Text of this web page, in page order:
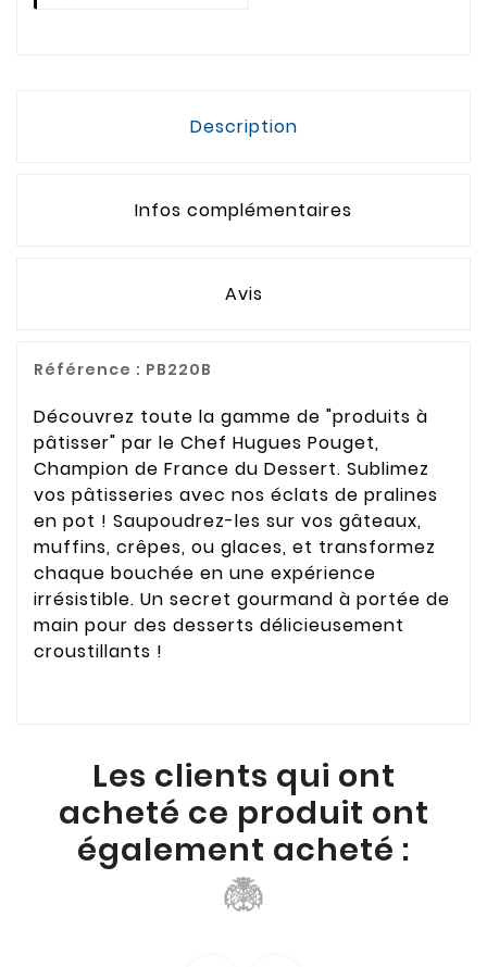
Description
Infos complémentaires
Avis
Référence : PB220B
Découvrez toute la gamme de "produits à
pâtisser" par le Chef Hugues Pouget,
Champion de France du Dessert. Sublimez
vos pâtisseries avec nos éclats de pralines
en pot ! Saupoudrez-les sur vos gâteaux,
muffins, crêpes, ou glaces, et transformez
chaque bouchée en une expérience
irrésistible. Un secret gourmand à portée de
main pour des desserts délicieusement
croustillants !
Les clients qui ont
acheté ce produit ont
également acheté :